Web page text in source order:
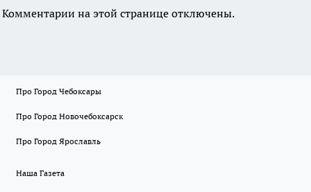
Комментарии на этой странице отключены.
Про Город Чебоксары
Про Город Новочебоксарск
Про Город Ярославль
Наша Газета